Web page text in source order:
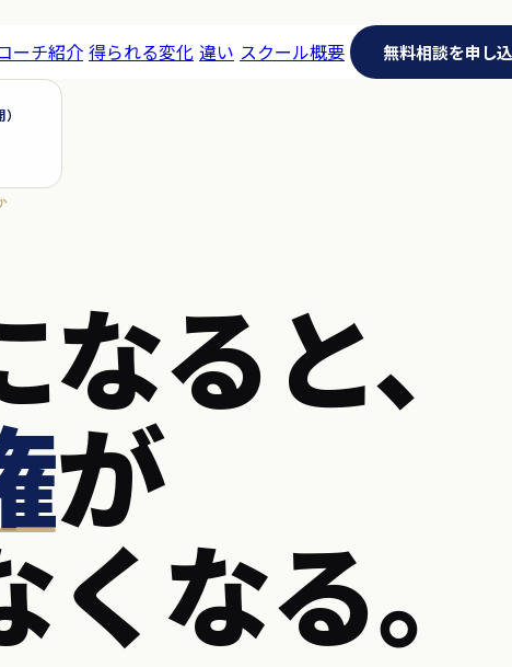
ーチ紹介 得られる変化 違い スクール概要 無料相談を申し
ると、
が
なる。